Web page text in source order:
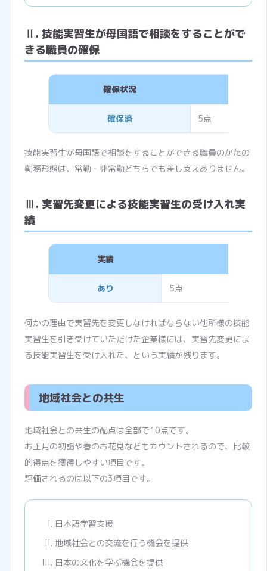
Ⅱ. 技能実習生が母国語で相談をすることがで
きる職員の確保
確保状況
確保済 5点
技能実習生が母国語で相談をすることができる職員のかたの
勤務形態は、常勤・非常勤どちらでも差し支えありません。
Ⅲ. 実習先変更による技能実習生の受け入れ実
績
実績
あり 5点
何かの理由で実習先を変更しなければならない他所様の技能
実習生を引き受けていただけた企業様には、実習先変更によ
る技能実習生を受け入れた、という実績が残ります。
地域社会との共生
地域社会との共生の配点は全部で10点です。
お正月の初詣や春のお花見などもカウントされるので、比較
的得点を獲得しやすい項目です。
評価されるのは以下の3項目です。
日本語学習支援
地域社会との交流を行う機会を提供
日本の文化を学ぶ機会を提供